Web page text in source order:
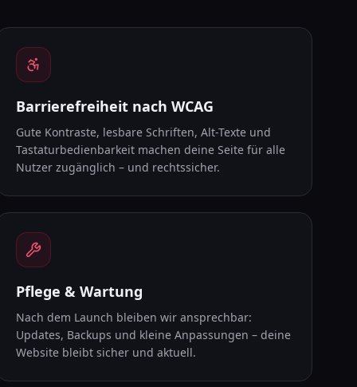
Barrierefreiheit nach WCAG
Gute Kontraste, lesbare Schriften, Alt-Texte und
Tastaturbedienbarkeit machen deine Seite für alle
Nutzer zugänglich – und rechtssicher.
Pflege & Wartung
Nach dem Launch bleiben wir ansprechbar:
Updates, Backups und kleine Anpassungen – deine
Website bleibt sicher und aktuell.